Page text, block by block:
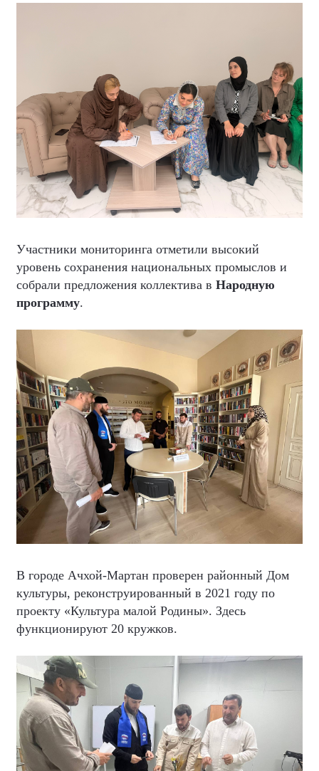
Участники мониторинга отметили высокий
уровень сохранения национальных промыслов и
собрали предложения коллектива в Народную
программу.
В городе Ачхой-Мартан проверен районный Дом
культуры, реконструированный в 2021 году по
проекту «Культура малой Родины». Здесь
функционируют 20 кружков.